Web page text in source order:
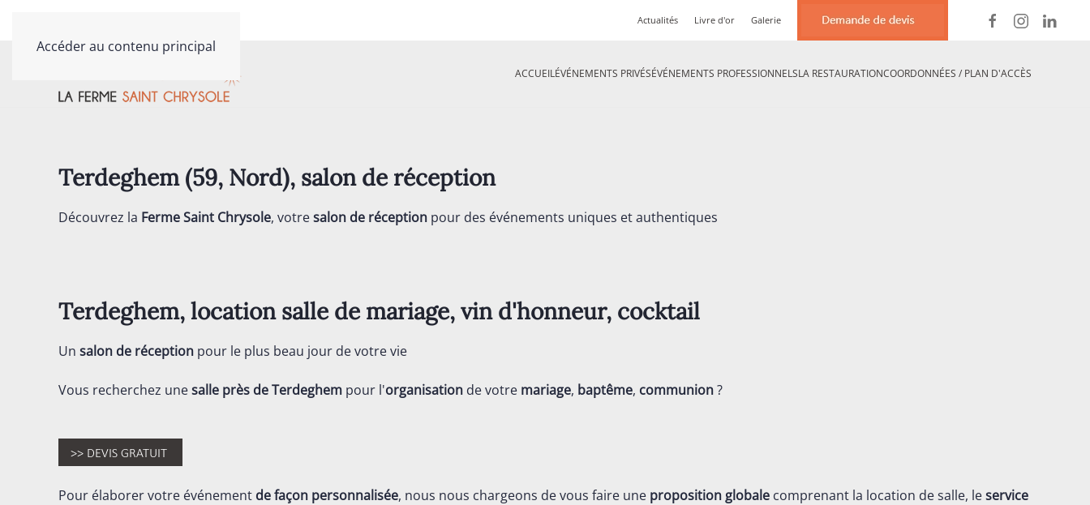
Accéder au contenu principal
Actualités Livre d'or Galerie
ACCUEILÉVÉNEMENTS PRIVÉSÉVÉNEMENTS PROFESSIONNELSLA RESTAURATIONCOORDONNÉES / PLAN D'ACCÈS
Terdeghem (59, Nord), salon de réception
Découvrez la Ferme Saint Chrysole, votresalon de réception pour des événements uniques et authentiques
Terdeghem, location salle de mariage, vin d'honneur, cocktail
Un salon de réception pour le plus beau jour de votre vie
Vous recherchez unesalle près de Terdeghem pour l'organisation de votre mariage, baptême, communion?
Pour élaborer votre événement de façon personnalisée, nous nous chargeons de vous faire une proposition globale comprenant la location de salle, leservice